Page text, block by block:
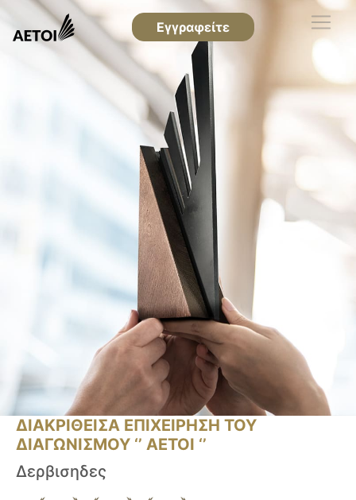
Εγγραφείτε
ΔΙΑΚΡΙΘΕΙΣΑ ΕΠΙΧΕΙΡΗΣΗ ΤΟΥ
ΔΙΑΓΩΝΙΣΜΟΥ ‘’ ΑΕΤΟΙ ‘’
Δερβισηδες